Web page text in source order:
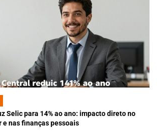
Selic para 14% ao ano: impacto direto no
nas finanças pessoais